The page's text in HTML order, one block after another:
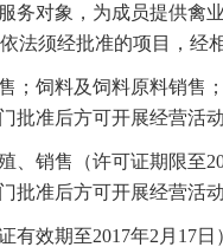
务对象，为成员提供禽
法须经批准的项目，经
；饲料及饲料原料销售
批准后方可开展经营活动
、销售（许可证期限至
批准后方可开展经营活动
有效期至2017年2月17日